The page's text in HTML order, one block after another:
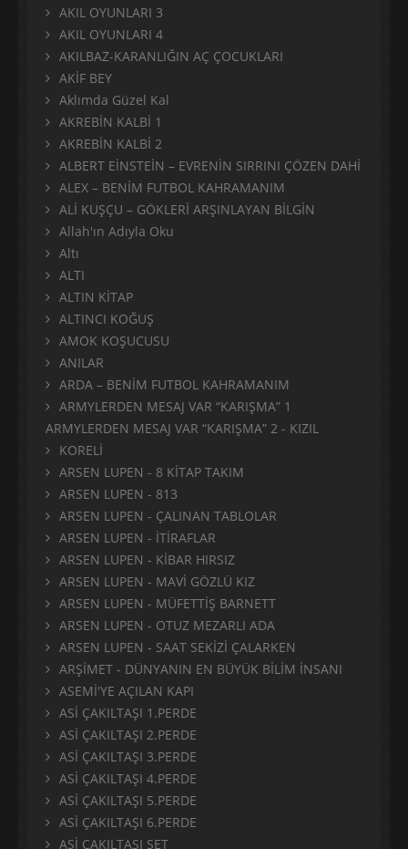
AKIL OYUNLARI 3
AKIL OYUNLARI 4
AKILBAZ-KARANLIĞIN AÇ ÇOCUKLARI
AKİF BEY
Aklımda Güzel Kal
AKREBİN KALBİ 1
AKREBİN KALBİ 2
ALBERT EİNSTEİN – EVRENİN SIRRINI ÇÖZEN DAHİ
ALEX – BENİM FUTBOL KAHRAMANIM
ALİ KUŞÇU – GÖKLERİ ARŞINLAYAN BİLGİN
Allah'ın Adıyla Oku
Altı
ALTI
ALTIN KİTAP
ALTINCI KOĞUŞ
AMOK KOŞUCUSU
ANILAR
ARDA – BENİM FUTBOL KAHRAMANIM
ARMYLERDEN MESAJ VAR “KARIŞMA” 1
ARMYLERDEN MESAJ VAR “KARIŞMA” 2 - KIZIL
KORELİ
ARSEN LUPEN - 8 KİTAP TAKIM
ARSEN LUPEN - 813
ARSEN LUPEN - ÇALINAN TABLOLAR
ARSEN LUPEN - İTİRAFLAR
ARSEN LUPEN - KİBAR HIRSIZ
ARSEN LUPEN - MAVİ GÖZLÜ KIZ
ARSEN LUPEN - MÜFETTİŞ BARNETT
ARSEN LUPEN - OTUZ MEZARLI ADA
ARSEN LUPEN - SAAT SEKİZİ ÇALARKEN
ARŞİMET - DÜNYANIN EN BÜYÜK BİLİM İNSANI
ASEMİ'YE AÇILAN KAPI
ASİ ÇAKILTAŞI 1.PERDE
ASİ ÇAKILTAŞI 2.PERDE
ASİ ÇAKILTAŞI 3.PERDE
ASİ ÇAKILTAŞI 4.PERDE
ASİ ÇAKILTAŞI 5.PERDE
ASİ ÇAKILTAŞI 6.PERDE
ASİ ÇAKILTAŞI SET